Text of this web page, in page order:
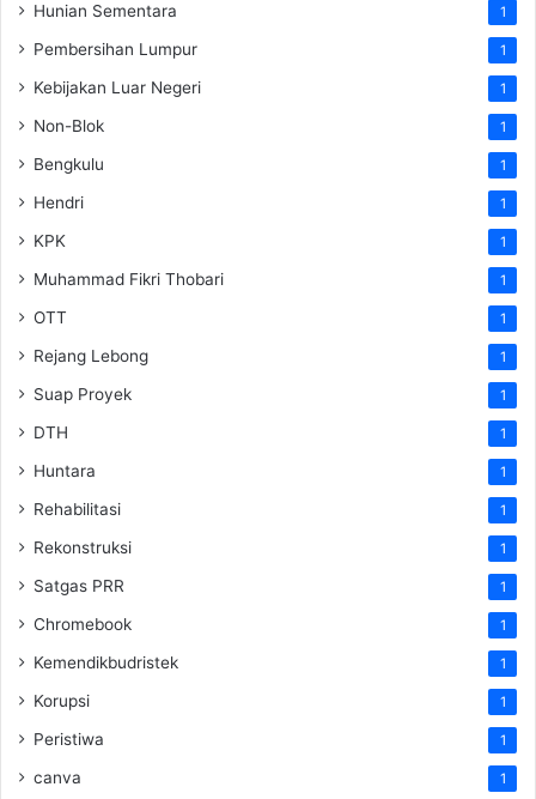
Hunian Sementara 1
Pembersihan Lumpur 1
Kebijakan Luar Negeri 1
Non-Blok 1
Bengkulu 1
Hendri 1
KPK 1
Muhammad Fikri Thobari 1
OTT 1
Rejang Lebong 1
Suap Proyek 1
DTH 1
Huntara 1
Rehabilitasi 1
Rekonstruksi 1
Satgas PRR 1
Chromebook 1
Kemendikbudristek 1
Korupsi 1
Peristiwa 1
canva 1